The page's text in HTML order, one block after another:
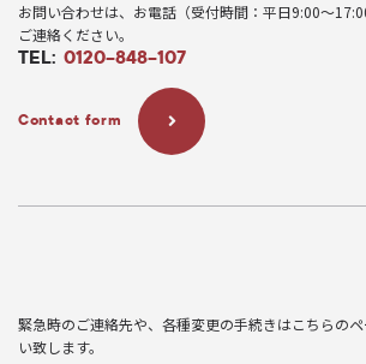
お問い合わせは、お電話（受付時間：平日9:00〜
ご連絡ください。
TEL: 0120-848-107
Contact form
緊急時のご連絡先や、各種変更の手続きはこちらの
い致します。